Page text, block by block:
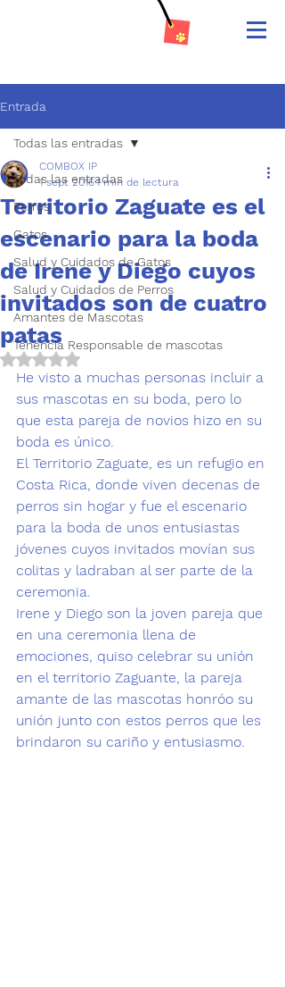
Entrada
Todas las entradas
Perros
Gatos
Salud y Cuidados de Gatos
Salud y Cuidados de Perros
Amantes de Mascotas
Tenencia Responsable de mascotas
Todas las entradas
Territorio Zaguate es el
escenario para la boda
de Irene y Diego cuyos
invitados son de cuatro
patas
COMBOX IP
1 sept 20161 min de lectura
Obtuvo NaN de 5 estrellas.
He visto a muchas personas incluir a
sus mascotas en su boda, pero lo
que esta pareja de novios hizo en su
boda es único.
El Territorio Zaguate, es un refugio en
Costa Rica, donde viven decenas de
perros sin hogar y fue el escenario
para la boda de unos entusiastas
jóvenes cuyos invitados movían sus
colitas y ladraban al ser parte de la
ceremonia.
Irene y Diego son la joven pareja que
en una ceremonia llena de
emociones, quiso celebrar su unión
en el territorio Zaguante, la pareja
amante de las mascotas honróo su
unión junto con estos perros que les
brindaron su cariño y entusiasmo.